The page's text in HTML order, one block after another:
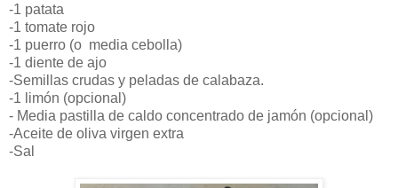
-1 patata
-1 tomate rojo
-1 puerro (o media cebolla)
-1 diente de ajo
-Semillas crudas y peladas de calabaza.
-1 limón (opcional)
- Media pastilla de caldo concentrado de jamón (opcional)
-Aceite de oliva virgen extra
-Sal